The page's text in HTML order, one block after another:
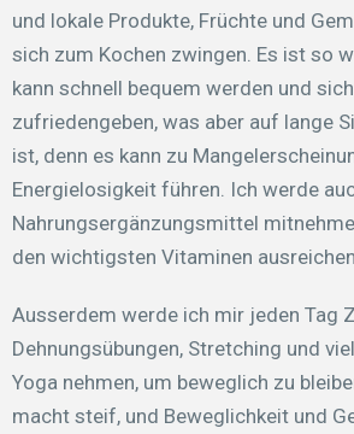
und lokale Produkte, Früchte und
sich zum Kochen zwingen. Es ist so
kann schnell bequem werden und
zufriedengeben, was aber auf lange
ist, denn es kann zu
Energielosigkeit führen. Ich werde
Nahrungsergänzungsmittel
den wichtigsten Vitaminen
Ausserdem werde ich mir jeden Tag
Dehnungsübungen, Stretching und
Yoga nehmen, um beweglich zu
macht steif, und Beweglichkeit und